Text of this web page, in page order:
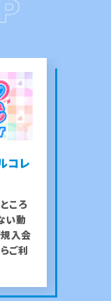
コレ
ころ
い動
規入会
ご利